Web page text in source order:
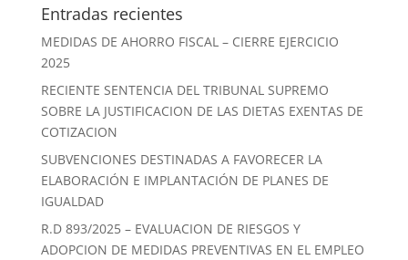
Entradas recientes
MEDIDAS DE AHORRO FISCAL – CIERRE EJERCICIO
2025
RECIENTE SENTENCIA DEL TRIBUNAL SUPREMO
SOBRE LA JUSTIFICACION DE LAS DIETAS EXENTAS DE
COTIZACION
SUBVENCIONES DESTINADAS A FAVORECER LA
ELABORACIÓN E IMPLANTACIÓN DE PLANES DE
IGUALDAD
R.D 893/2025 – EVALUACION DE RIESGOS Y
ADOPCION DE MEDIDAS PREVENTIVAS EN EL EMPLEO